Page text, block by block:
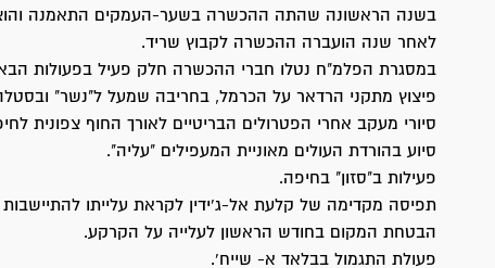
בשנה הראשונה שהתה ההכשרה בשער-העמקים התאמנה
לאחר שנה הועברה ההכשרה לקבוץ שריד.
במסגרת הפלמ"ח נטלו חברי ההכשרה חלק פעיל בפעולות
פיצוץ מתקני הרדאר על הכרמל, בחריבה שמעל ל"נשר"
סיורי מעקב אחרי הפטרולים הבריטיים לאורך החוף צפונית
סיוע בהורדת העולים מאוניית המעפילים "עליה".
פעילות ב"סזון" בחיפה.
תפיסה מקדימה של קלעת אל-ג'ידין לקראת עלייתו
הבטחת המקום בחודש הראשון לעלייה על הקרקע.
פעולת התגמול בבלאד א- שייח'.